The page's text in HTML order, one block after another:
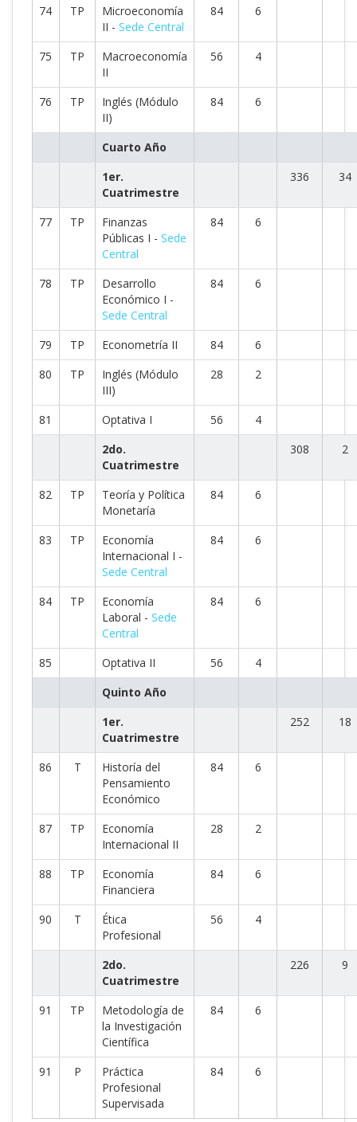
74 TP
Microeconomía
II - Sede Central
84 6
75 TP
Macroeconomía
II
56 4
76 TP
Inglés (Módulo
II)
84 6
Cuarto Año
1er.
Cuatrimestre
336 34
77 TP
Finanzas
Públicas I - Sede
Central
84 6
78 TP
Desarrollo
Económico I -
Sede Central
84 6
79 TP Econometría II 84
6
80
TP
Inglés (Módulo
III)
28 2
81 Optativa I 56
4
2do.
Cuatrimestre
308 2
82 TP
Teoría y Política
Monetaría
84 6
83 TP
Economía
Internacional I -
Sede Central
84 6
84 TP
Economía
Laboral - Sede
Central
84 6
85 Optativa II 56
4
Quinto Año
1er.
Cuatrimestre
252 18
86 T
Historía del
Pensamiento
Económico
84 6
87 TP
Economía
Internacional II
28 2
88 TP
Economía
Financiera
84 6
90 T
Ética
Profesional
56 4
2do.
Cuatrimestre
226 9
91 TP
Metodología de
la Investigación
Científica
84 6
91 P
Práctica
Profesional
Supervisada
84 6